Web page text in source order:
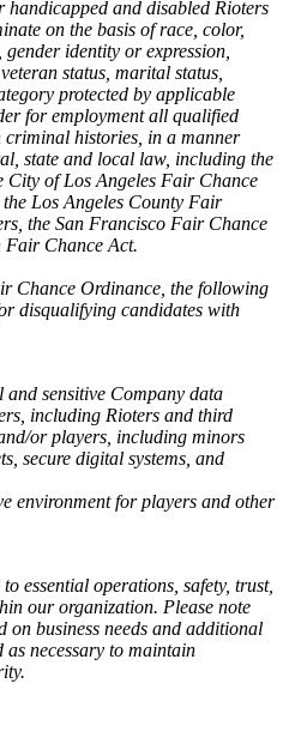
handicapped and disabled Rioters
on the basis of race, color,
identity or expression,
status, marital status,
protected by applicable
for employment all qualified
histories, in a manner
state and local law, including the
of Los Angeles Fair Chance
Los Angeles County Fair
the San Francisco Fair Chance
Fair Chance Act.
Chance Ordinance, the following
disqualifying candidates with
sensitive Company data
including Rioters and third
or players, including minors
secure digital systems, and
environment for players and other
essential operations, safety, trust,
our organization. Please note
on business needs and additional
as necessary to maintain